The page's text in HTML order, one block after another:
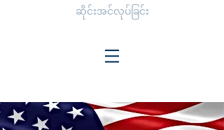
ဆိုင်းအင်လုပ်ခြင်း